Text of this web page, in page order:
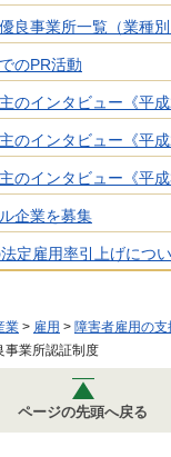
良事業所一覧（業種別
のPR活動
のインタビュー《平成
のインタビュー《平成
のインタビュー《平成
企業を募集
定雇用率引上げにつ
業 > 雇用 > 障害者雇用の支
事業所認証制度
ページの先頭へ戻る